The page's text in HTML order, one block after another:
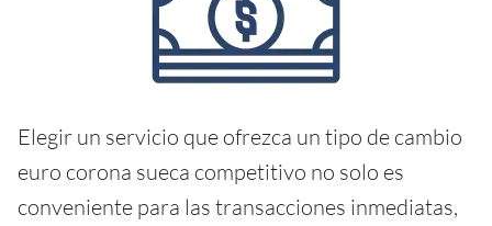
Elegir un servicio que ofrezca un tipo de cambio
euro corona sueca competitivo no solo es
conveniente para las transacciones inmediatas,